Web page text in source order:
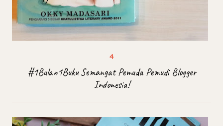
#1Bulan1Buku Semangat Pemuda Pemudi Blogger
Indonesia!